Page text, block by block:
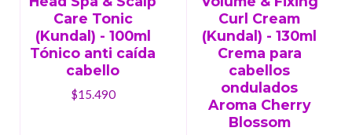
Care Tonic
(Kundal) - 100ml
Tónico anti caída
cabello
$15.490
Curl Cream
(Kundal) - 130ml
Crema para
cabellos
ondulados
Aroma Cherry
Blossom